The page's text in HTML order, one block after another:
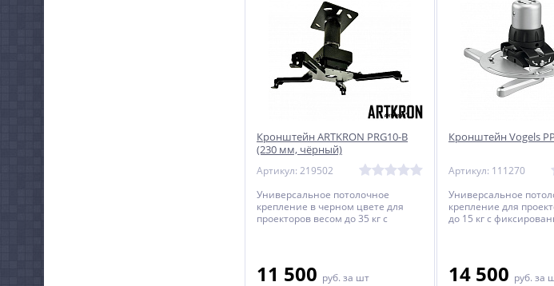
Кронштейн ARTKRON PRG10-B
(230 мм, чёрный)
Артикул: 219502
Универсальное потолочное
крепление в черном цвете для
проекторов весом до 35 кг c
11 500 руб. за шт
Кронштейн Vogels
Артикул: 111270
Универсальное
крепление для
до 15 кг c
14 500 руб. за